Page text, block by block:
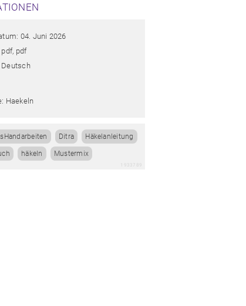
04. Juni 2026
pdf
Deutsch
Haekeln
Ditra Häkelanleitung
häkeln Mustermix